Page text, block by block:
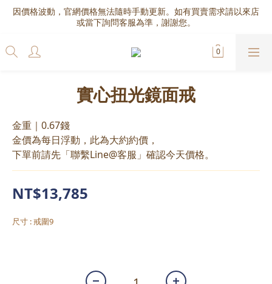
因價格波動，官網價格無法隨時手動更新。如有買賣需求請以來店
或當下詢問客服為準，謝謝您。
實心扭光鏡面戒
金重｜0.67錢
金價為每日浮動，此為大約約價，
下單前請先「聯繫Line@客服」確認今天價格。
NT$13,785
尺寸 : 戒圍9